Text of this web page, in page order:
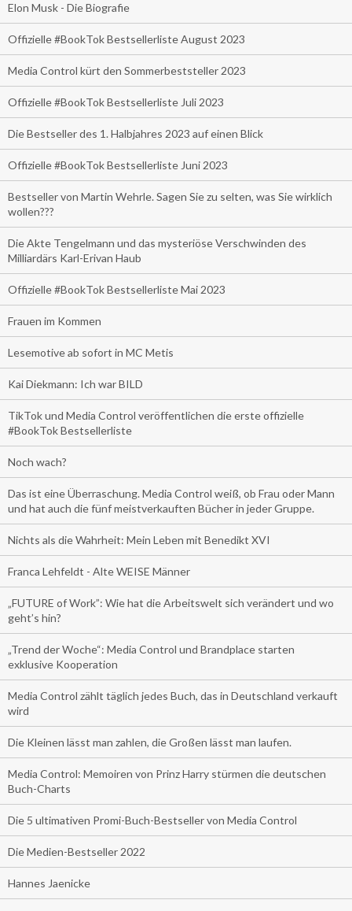
Elon Musk - Die Biografie
Offizielle #BookTok Bestsellerliste August 2023
Media Control kürt den Sommerbeststeller 2023
Offizielle #BookTok Bestsellerliste Juli 2023
Die Bestseller des 1. Halbjahres 2023 auf einen Blick
Offizielle #BookTok Bestsellerliste Juni 2023
Bestseller von Martin Wehrle. Sagen Sie zu selten, was Sie wirklich
wollen???
Die Akte Tengelmann und das mysteriöse Verschwinden des
Milliardärs Karl-Erivan Haub
Offizielle #BookTok Bestsellerliste Mai 2023
Frauen im Kommen
Lesemotive ab sofort in MC Metis
Kai Diekmann: Ich war BILD
TikTok und Media Control veröffentlichen die erste offizielle
#BookTok Bestsellerliste
Noch wach?
Das ist eine Überraschung. Media Control weiß, ob Frau oder Mann
und hat auch die fünf meistverkauften Bücher in jeder Gruppe.
Nichts als die Wahrheit: Mein Leben mit Benedikt XVI
Franca Lehfeldt - Alte WEISE Männer
„FUTURE of Work”: Wie hat die Arbeitswelt sich verändert und wo
geht’s hin?
„Trend der Woche“: Media Control und Brandplace starten
exklusive Kooperation
Media Control zählt täglich jedes Buch, das in Deutschland verkauft
wird
Die Kleinen lässt man zahlen, die Großen lässt man laufen.
Media Control: Memoiren von Prinz Harry stürmen die deutschen
Buch-Charts
Die 5 ultimativen Promi-Buch-Bestseller von Media Control
Die Medien-Bestseller 2022
Hannes Jaenicke